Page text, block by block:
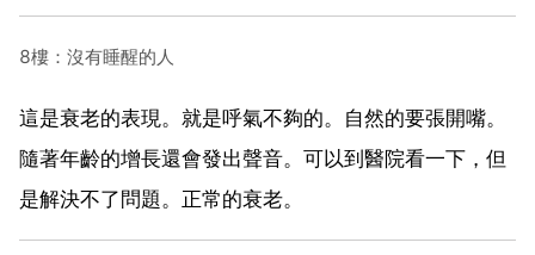
8樓：沒有睡醒的人
這是衰老的表現。就是呼氣不夠的。自然的要張開嘴。
隨著年齡的增長還會發出聲音。可以到醫院看一下，但
是解決不了問題。正常的衰老。